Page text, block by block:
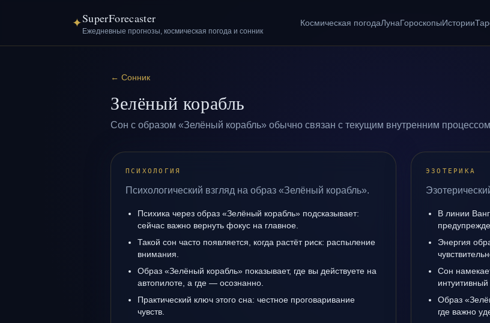
✦SuperForecaster
Ежедневные прогнозы, космическая погода и сонник
Космическая погодаЛунаГороскопыИстории
← Сонник
Зелёный корабль
Сон с образом «Зелёный корабль» обычно связан с текущим внутренним
ПСИХОЛОГИЯ
Психологический взгляд на образ «Зелёный корабль».
Психика через образ «Зелёный корабль» подсказывает:
сейчас важно вернуть фокус на главное.
Такой сон часто появляется, когда растёт риск: распыление
внимания.
Образ «Зелёный корабль» показывает, где вы действуете на
автопилоте, а где — осознанно.
Практический ключ этого сна: честное проговаривание
чувств.
ЭЗОТЕРИКА
В линии
Энергия
Сон
интуитивный
Образ
где важно